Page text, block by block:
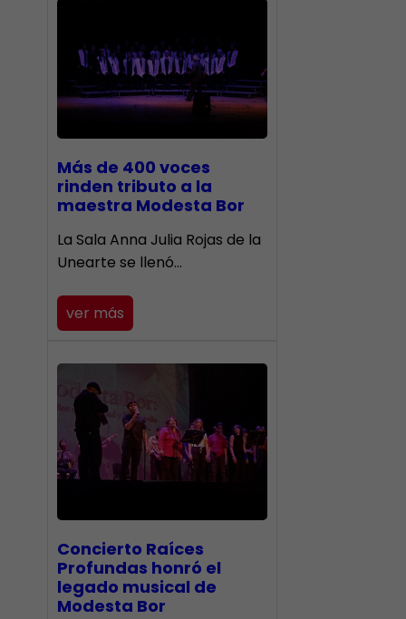
Más de 400 voces
rinden tributo a la
maestra Modesta Bor
​La Sala Anna Julia Rojas de la
Unearte se llenó…
ver más
​Concierto Raíces
Profundas honró el
legado musical de
Modesta Bor